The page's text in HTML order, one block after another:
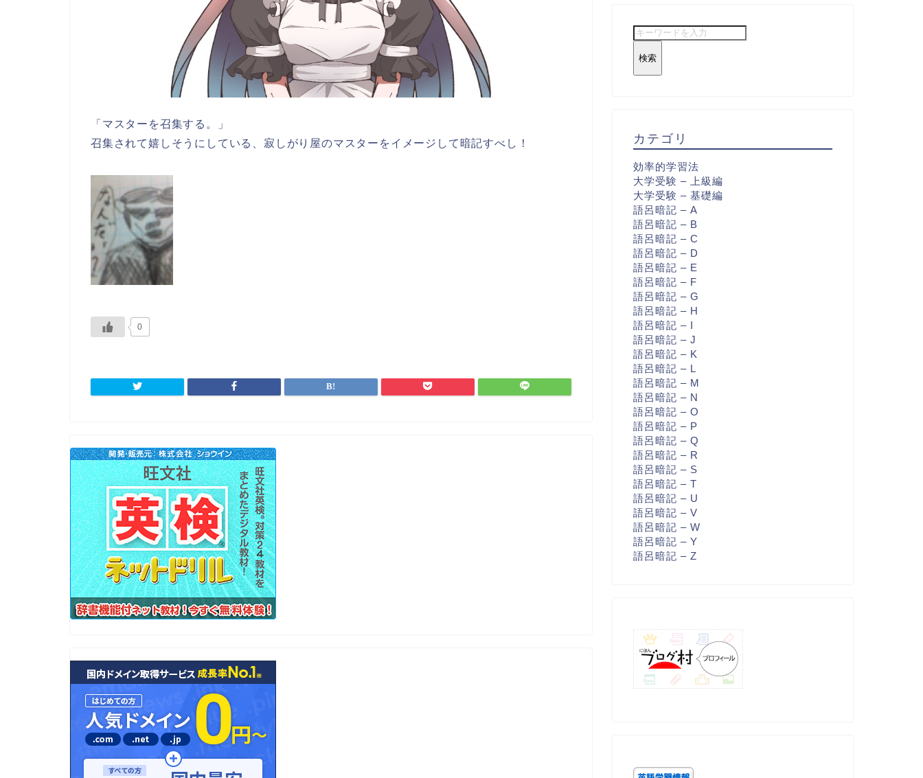
「マスターを召集する。」
召集されて嬉しそうにしている、寂しがり屋のマスターをイメージして暗記すべし！
0
検索
カテゴリ
効率的学習法
大学受験 – 上級編
大学受験 – 基礎編
語呂暗記 – A
語呂暗記 – B
語呂暗記 – C
語呂暗記 – D
語呂暗記 – E
語呂暗記 – F
語呂暗記 – G
語呂暗記 – H
語呂暗記 – I
語呂暗記 – J
語呂暗記 – K
語呂暗記 – L
語呂暗記 – M
語呂暗記 – N
語呂暗記 – O
語呂暗記 – P
語呂暗記 – Q
語呂暗記 – R
語呂暗記 – S
語呂暗記 – T
語呂暗記 – U
語呂暗記 – V
語呂暗記 – W
語呂暗記 – Y
語呂暗記 – Z